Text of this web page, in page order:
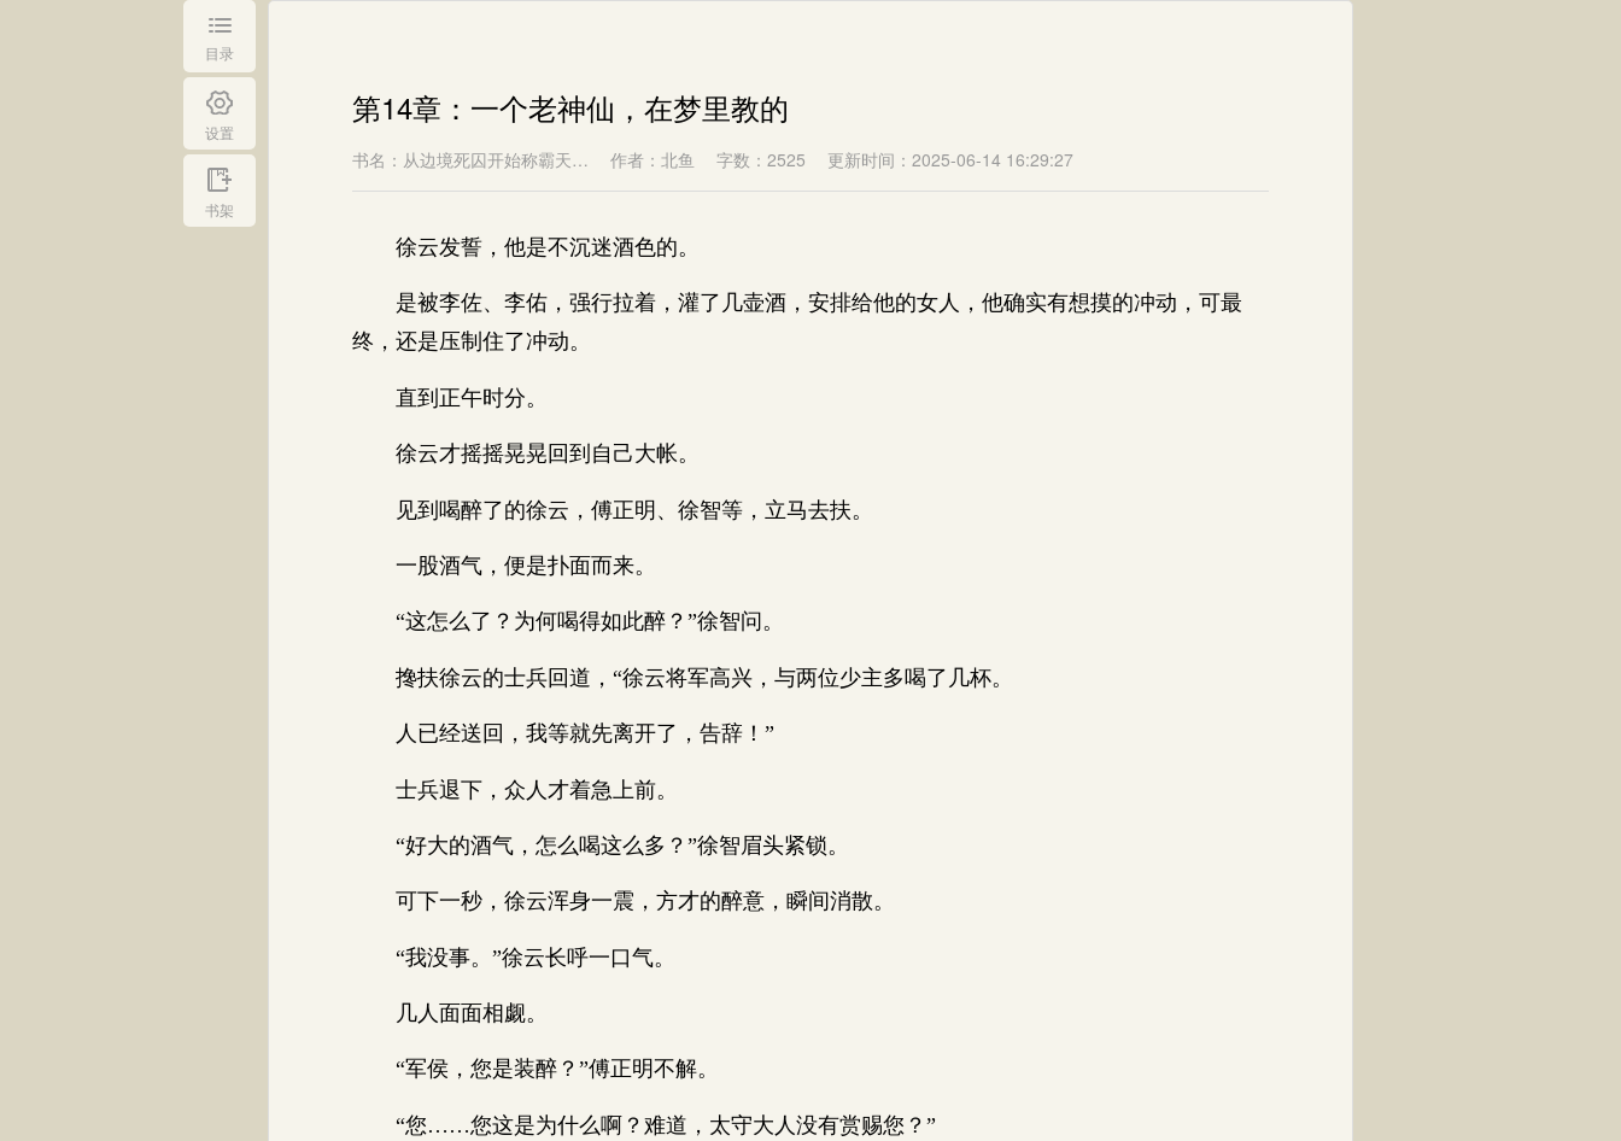
目录
设置
书架
第14章：一个老神仙，在梦里教的
书名：从边境死囚开始称霸天… 作者：北鱼 字数：2525 更新时间：2025-06-14 16:29:27
徐云发誓，他是不沉迷酒色的。
是被李佐、李佑，强行拉着，灌了几壶酒，安排给他的女人，他确实有想摸的冲动，可最
终，还是压制住了冲动。
直到正午时分。
徐云才摇摇晃晃回到自己大帐。
见到喝醉了的徐云，傅正明、徐智等，立马去扶。
一股酒气，便是扑面而来。
“这怎么了？为何喝得如此醉？”徐智问。
搀扶徐云的士兵回道，“徐云将军高兴，与两位少主多喝了几杯。
人已经送回，我等就先离开了，告辞！”
士兵退下，众人才着急上前。
“好大的酒气，怎么喝这么多？”徐智眉头紧锁。
可下一秒，徐云浑身一震，方才的醉意，瞬间消散。
“我没事。”徐云长呼一口气。
几人面面相觑。
“军侯，您是装醉？”傅正明不解。
“您……您这是为什么啊？难道，太守大人没有赏赐您？”